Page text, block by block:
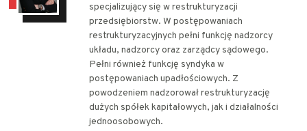
specjalizujący się w restrukturyzacji
przedsiębiorstw. W postępowaniach
restrukturyzacyjnych pełni funkcję nadzorcy
układu, nadzorcy oraz zarządcy sądowego.
Pełni również funkcję syndyka w
postępowaniach upadłościowych. Z
powodzeniem nadzorował restrukturyzację
dużych spółek kapitałowych, jak i działalności
jednoosobowych.